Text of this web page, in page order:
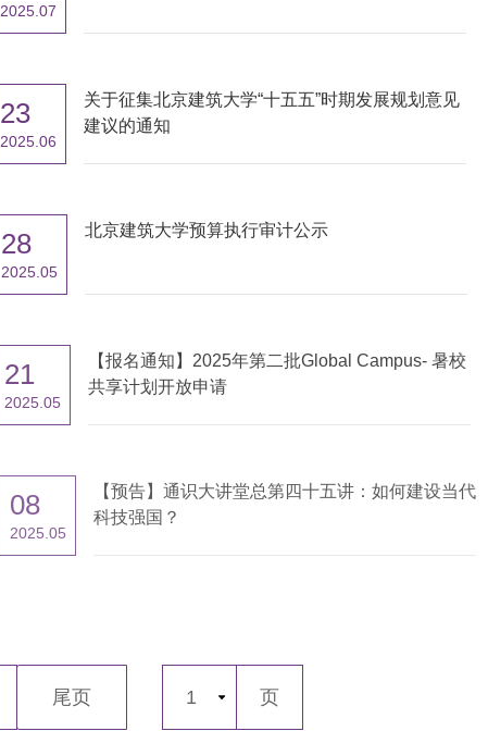
2025.07
23
2025.06
关于征集北京建筑大学“十五五”时期发展规划意见
建议的通知
28
2025.05
北京建筑大学预算执行审计公示
21
2025.05
【报名通知】2025年第二批Global Campus- 暑校
共享计划开放申请
08
2025.05
【预告】通识大讲堂总第四十五讲：如何建设当代
科技强国？
尾页 1 页